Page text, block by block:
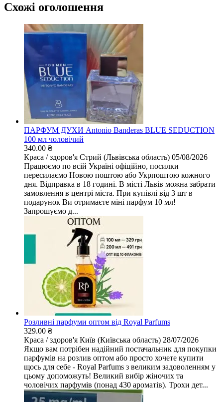
Схожі оголошення
ПАРФУМ ДУХИ Antonio Banderas BLUE SEDUCTION
100 мл чоловічий
340.00 ₴
Краса / здоров'я Стрий (Львівська область) 05/08/2026
Працюємо по всій Україні офіційно, посилки
пересилаємо Новою поштою або Укрпоштою кожного
дня. Відправка в 18 годині. В місті Львів можна забрати
замовлення в центрі міста. При купівлі від 3 шт в
подарунок Ви отримаєте міні парфум 10 мл!
Запрошуємо д...
Розливні парфуми оптом від Royal Parfums
329.00 ₴
Краса / здоров'я Київ (Київська область) 28/07/2026
Якщо вам потрібен надійний постачальник для покупки
парфумів на розлив оптом або просто хочете купити
щось для себе - Royal Parfums з великим задоволенням у
цьому допоможуть! Великий вибір жіночих та
чоловічих парфумів (понад 430 ароматів). Трохи дет...